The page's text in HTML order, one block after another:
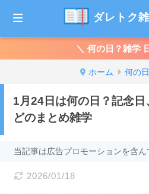
ダレトク
＼ 何の日？雑学
ホーム 何の
1月24日は何の日？記念
どのまとめ雑学
当記事は広告プロモーションを含ん
2026/01/18